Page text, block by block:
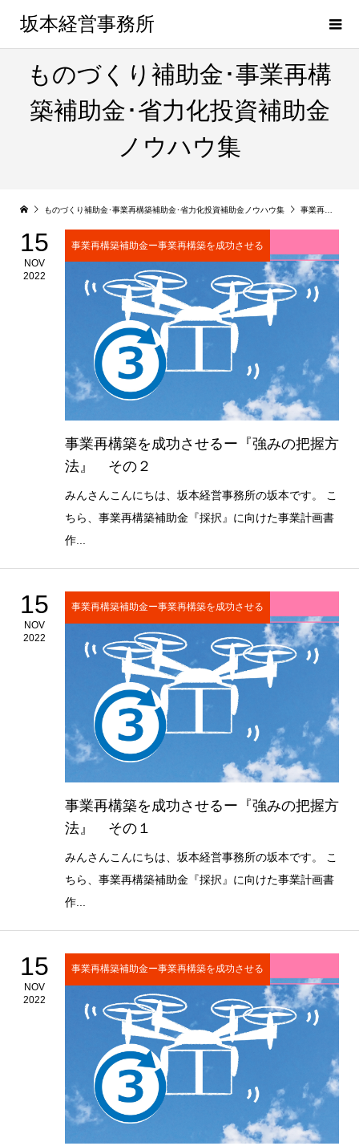
坂本経営事務所
ものづくり補助金･事業再構
築補助金･省力化投資補助金
ノウハウ集
ものづくり補助金･事業再構築補助金･省力化投資補助金ノウハウ集 事業再構築補助金ー事業再構築を成功させる
15
NOV
2022
事業再構築補助金ー事業再構築を成功させる
事業再構築を成功させるー『強みの把握方
法』 その２
みんさんこんにちは、坂本経営事務所の坂本です。 こ
ちら、事業再構築補助金『採択』に向けた事業計画書
作...
15
NOV
2022
事業再構築補助金ー事業再構築を成功させる
事業再構築を成功させるー『強みの把握方
法』 その１
みんさんこんにちは、坂本経営事務所の坂本です。 こ
ちら、事業再構築補助金『採択』に向けた事業計画書
作...
15
NOV
2022
事業再構築補助金ー事業再構築を成功させる